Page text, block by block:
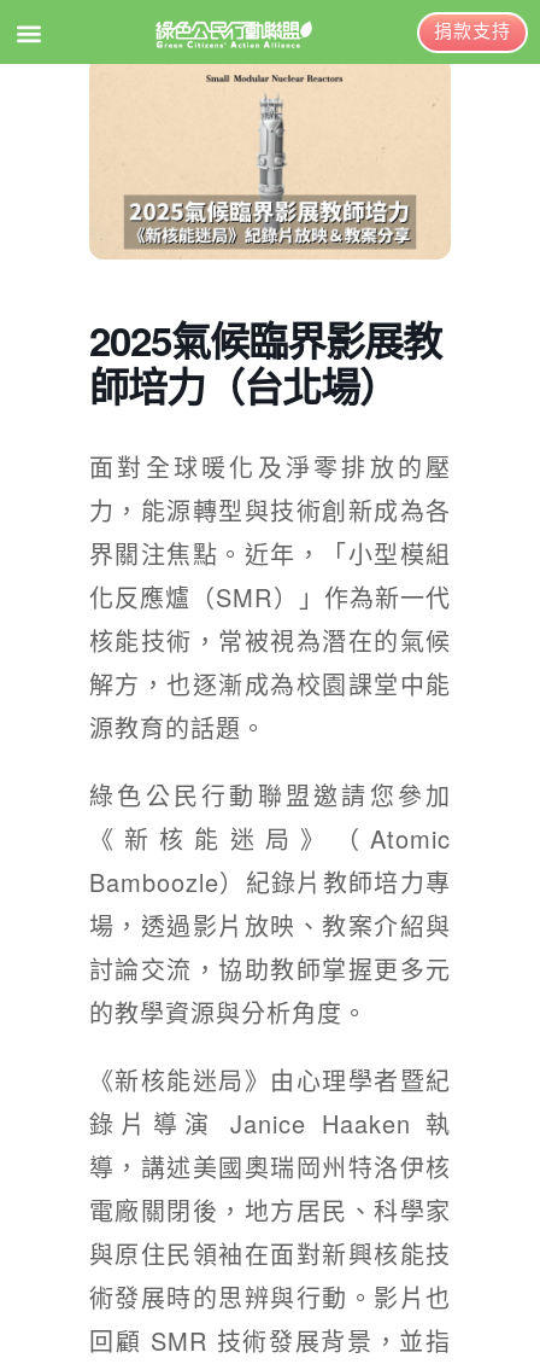
綠盟簡介
綠盟團隊
聯絡資訊
年度報告與財報
綠盟倡議
廢除核電
淨零轉型
透明足跡
綠盟觀點
新聞稿及聲明
投書及專欄
工作側記
出版及義賣品
參與綠盟
徵才資訊
活動行事曆
活動紀錄
加入志工
捐款支持
2025氣候臨界影展教
師培力（台北場）
面對全球暖化及淨零排放的壓
力，能源轉型與技術創新成為各
界關注焦點。近年，「小型模組
化反應爐（SMR）」作為新一代
核能技術，常被視為潛在的氣候
解方，也逐漸成為校園課堂中能
源教育的話題。
綠色公民行動聯盟邀請您參加
《新核能迷局》（Atomic
Bamboozle）紀錄片教師培力專
場，透過影片放映、教案介紹與
討論交流，協助教師掌握更多元
的教學資源與分析角度。
《新核能迷局》由心理學者暨紀
錄片導演 Janice Haaken 執
導，講述美國奧瑞岡州特洛伊核
電廠關閉後，地方居民、科學家
與原住民領袖在面對新興核能技
術發展時的思辨與行動。影片也
回顧 SMR 技術發展背景，並指